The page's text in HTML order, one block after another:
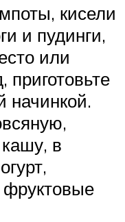
кисели
и пудинги,
или
приготовьте
начинкой.
в